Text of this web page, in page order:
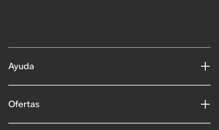
Ayuda
Ofertas